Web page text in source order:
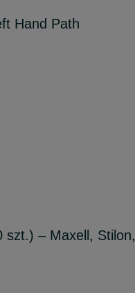
Hand Path
szt.) – Maxell, Stilon,